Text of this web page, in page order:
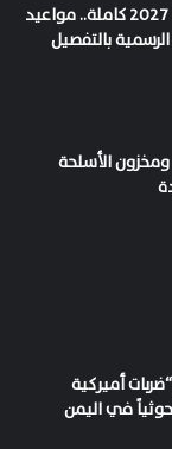
خريطة العام الدراسي الجديد 2027 كاملة.. مواعيد
الرسمية بالتفصيل
ومخزون الأسلحة
أميركية